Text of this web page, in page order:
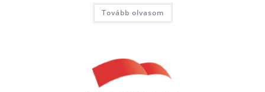
Tovább olvasom